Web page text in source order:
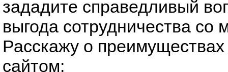
зададите справедливый
выгода сотрудничества со
Расскажу о
сайтом: